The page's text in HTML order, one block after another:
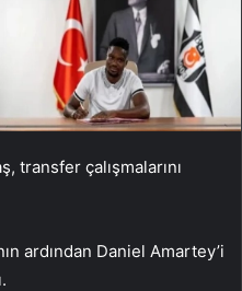
transfer çalışmalarını
ardından Daniel Amartey’i